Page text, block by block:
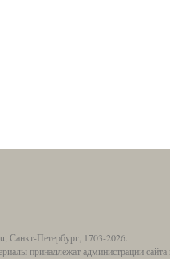
Санкт-Петербург, 1703-2026.
принадлежат администрации